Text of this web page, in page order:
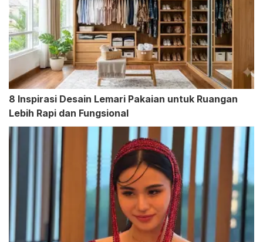
8 Inspirasi Desain Lemari Pakaian untuk Ruangan
Lebih Rapi dan Fungsional